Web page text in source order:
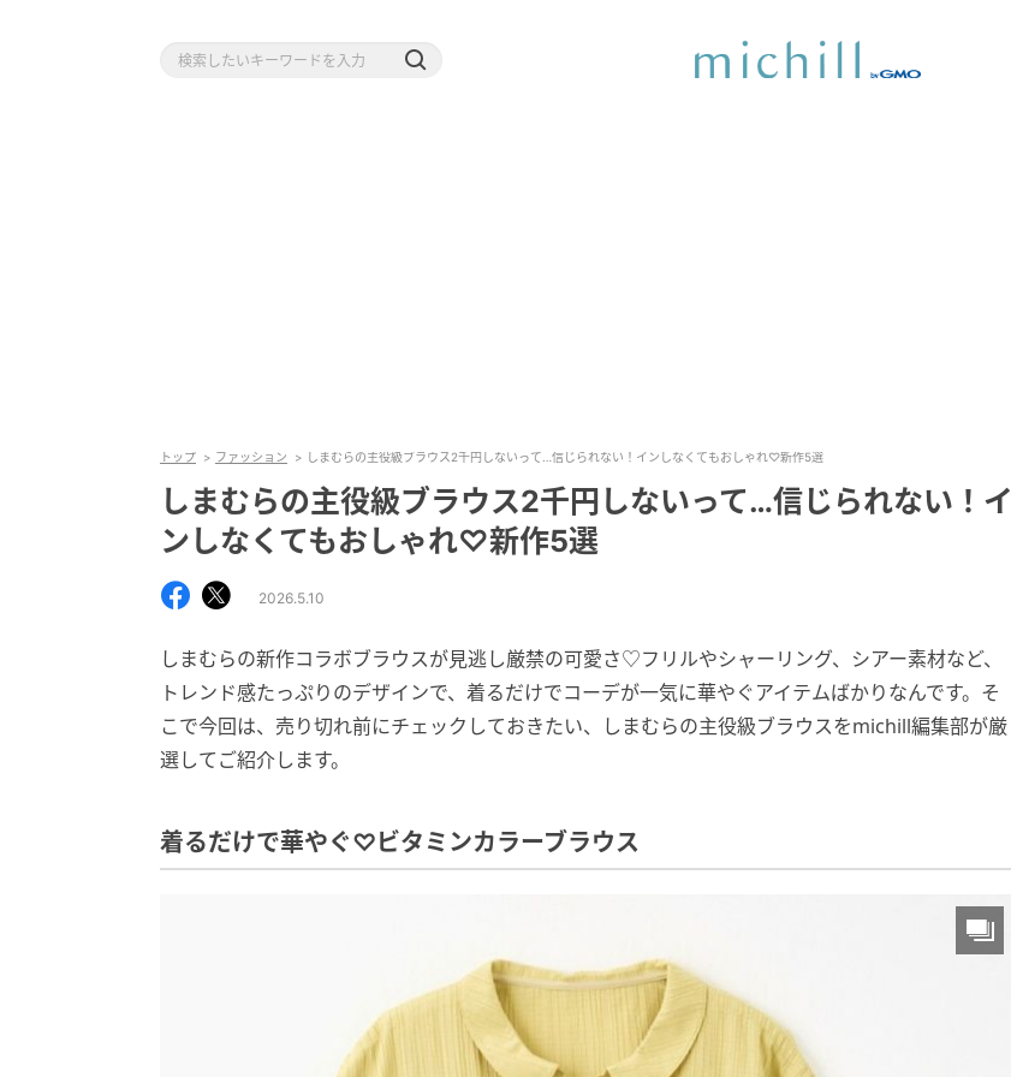
トップ ファッション しまむらの主役級ブラウス2千円しないって…信じられない！インしなくてもおしゃれ♡新作5選
しまむらの主役級ブラウス2千円しないって…信じられない！イ
ンしなくてもおしゃれ♡新作5選
2026.5.10
しまむらの新作コラボブラウスが見逃し厳禁の可愛さ♡フリルやシャーリング、シアー素材など、
トレンド感たっぷりのデザインで、着るだけでコーデが一気に華やぐアイテムばかりなんです。そ
こで今回は、売り切れ前にチェックしておきたい、しまむらの主役級ブラウスをmichill編集部が厳
選してご紹介します。
着るだけで華やぐ♡ビタミンカラーブラウス